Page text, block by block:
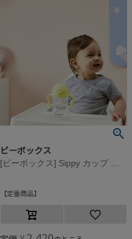
ビーボックス
[ビーボックス] Sippy カップ ジェラートシリーズ(240ml) バナナスプリット
定番商品